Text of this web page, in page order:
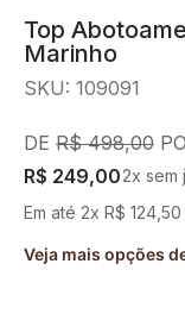
Top
Marinho
SKU: 109091
R$ 498,00
R$ 249,002x sem
Em até 2x R$ 124 50
Veja mais opções
10º pesponto verde